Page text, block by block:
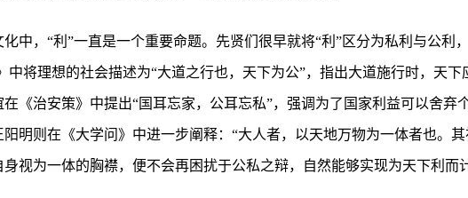
中，“利”一直是一个重要命题。先贤们很早就将“利”区分为私利与公利
中将理想的社会描述为“大道之行也，天下为公”，指出大道施行时，天
《治安策》中提出“国耳忘家，公耳忘私”，强调为了国家利益可以舍弃
明则在《大学问》中进一步阐释：“大人者，以天地万物为一体者也。
视为一体的胸襟，便不会再困扰于公私之辩，自然能够实现为天下利而